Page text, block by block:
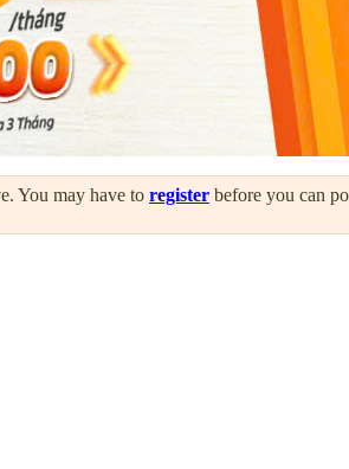
You may have to register before you can